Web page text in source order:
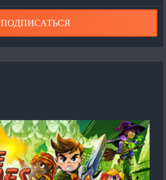
ПОДПИСАТЬСЯ